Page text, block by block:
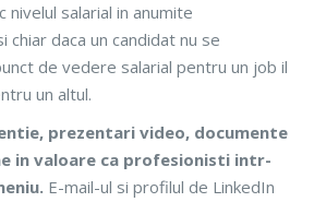
nivelul salarial in anumite
chiar daca un candidat nu se
de vedere salarial pentru un job il
un altul.
prezentari video, documente
in valoare ca profesionisti intr-
E-mail-ul si profilul de LinkedIn